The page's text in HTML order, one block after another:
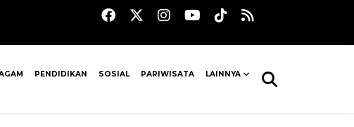
PENDIDIKAN SOSIAL PARIWISATA LAINNYA